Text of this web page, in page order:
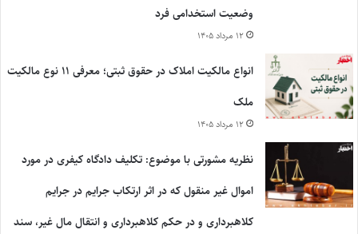
وضعیت استخدامی فرد
۱۲ مرداد ۱۴۰۵
انواع مالکیت املاک در حقوق ثبتی؛ معرفی ۱۱ نوع مالکیت
ملک
۱۲ مرداد ۱۴۰۵
نظریه مشورتی با موضوع: تکلیف دادگاه کیفری در مورد
اموال غیر منقول که در اثر ارتکاب جرایم در جرایم
کلاهبرداری و در حکم کلاهبرداری و انتقال مال غیر، سند